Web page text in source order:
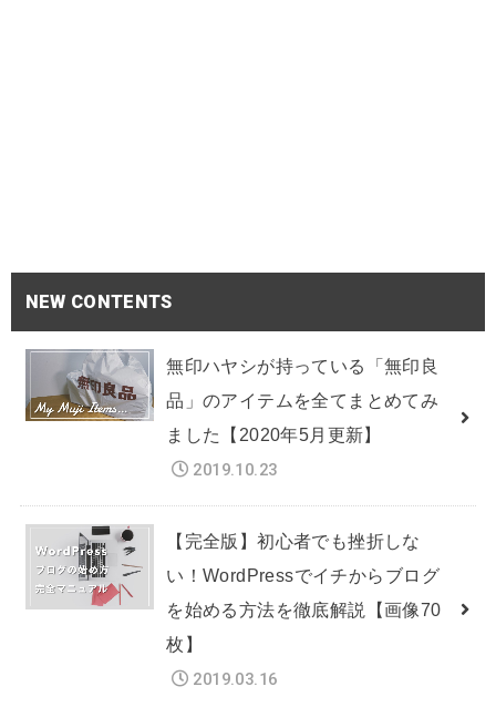
NEW CONTENTS
無印ハヤシが持っている「無印良
品」のアイテムを全てまとめてみ
ました【2020年5月更新】
2019.10.23
【完全版】初心者でも挫折しな
い！WordPressでイチからブログ
を始める方法を徹底解説【画像70
枚】
2019.03.16